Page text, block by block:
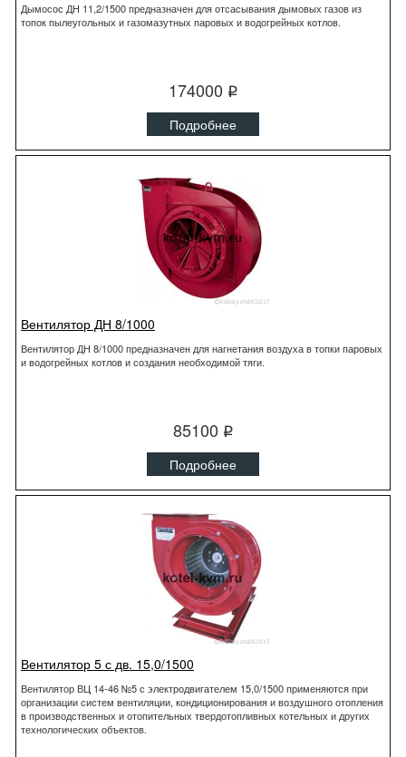
Дымосос ДН 11,2/1500 предназначен для отсасывания дымовых газов из
топок пылеугольных и газомазутных паровых и водогрейных котлов.
174000 q
Подробнее
Вентилятор ДН 8/1000
Вентилятор ДН 8/1000 предназначен для нагнетания воздуха в топки паровых
и водогрейных котлов и создания необходимой тяги.
85100 q
Подробнее
Вентилятор 5 с дв. 15,0/1500
Вентилятор ВЦ 14-46 №5 с электродвигателем 15,0/1500 применяются при
организации систем вентиляции, кондиционирования и воздушного отопления
в производственных и отопительных твердотопливных котельных и других
технологических объектов.